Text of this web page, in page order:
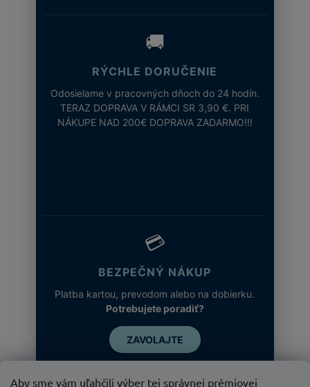
Aby sme vám uľahčili výber tej správnej prémiovej
🚚
RÝCHLE DORUČENIE
Odosielame v pracovných dňoch do 24 hodín.
TERAZ DOPRAVA V RÁMCI SR 3,90 €. PRI
NÁKUPE NAD 200€ DOPRAVA ZADARMO!!!
💳
BEZPEČNÝ NÁKUP
Platba kartou, prevodom alebo na dobierku.
Potrebujete poradiť?
ZAVOLAJTE